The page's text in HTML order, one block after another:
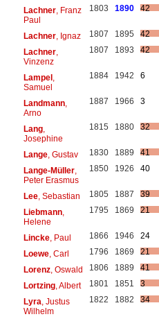
Lachner, Franz
Paul
1803 1890 42
Lachner, Ignaz 1807 1895
42
Lachner,
Vinzenz
1807 1893 42
Lampel,
Samuel
1884 1942 6
Landmann,
Arno
1887 1966 3
Lang,
Josephine
1815 1880 32
Lange, Gustav 1830 1889
41
Lange-Müller,
Peter Erasmus
1850 1926 40
Lee, Sebastian 1805 1887
39
Liebmann,
Helene
1795 1869 21
Lincke, Paul 1866 1946
24
Loewe, Carl 1796 1869
21
Lorenz, Oswald 1806 1889
41
Lortzing, Albert 1801 1851
3
Lyra , Justus
Wilhelm
1822 1882 34